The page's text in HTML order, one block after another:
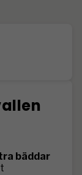
bäddar